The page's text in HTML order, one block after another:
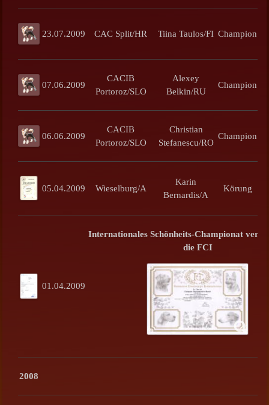
23.07.2009 CAC Split/HR Tiina Taulos/FI Champion
07.06.2009
CACIB
Portoroz/SLO
Alexey
Belkin/RU
Champion
06.06.2009
CACIB
Portoroz/SLO
Christian
Stefanescu/RO
Champion
05.04.2009 Wieselburg/A
Karin
Bernardis/A
Körung
01.04.2009
Internationales Schönheits-Championat
die FCI
2008